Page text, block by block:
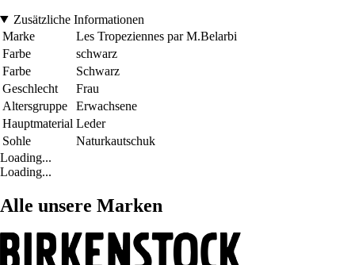
Zusätzliche Informationen
Marke
Les Tropeziennes par M.Belarbi
Farbe
schwarz
Farbe
Schwarz
Geschlecht
Frau
Altersgruppe
Erwachsene
Hauptmaterial Leder
Sohle
Naturkautschuk
Loading...
Loading...
Alle unsere Marken